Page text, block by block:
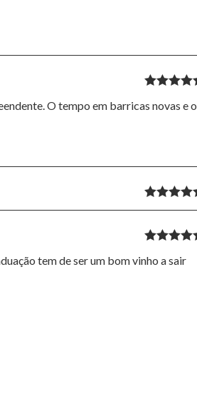
of 5
O tempo em barricas novas e o
Rated5out
of 5
tem de ser um bom vinho a sair